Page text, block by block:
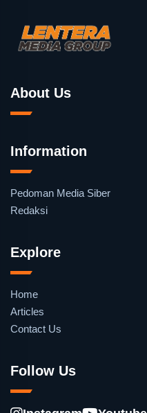
About Us
Information
Pedoman Media Siber
Redaksi
Explore
Home
Articles
Contact Us
Follow Us